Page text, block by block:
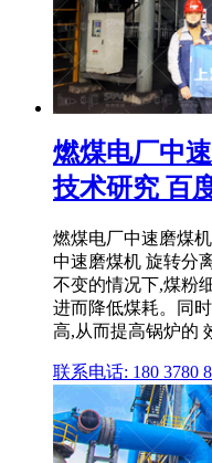
燃煤电厂中
技术研究 百
燃煤电厂中速磨煤
中速磨煤机 旋转分
不变的情况下,煤粉
进而降低煤耗。同
高,从而提高锅炉的
联系电话: 180 3780